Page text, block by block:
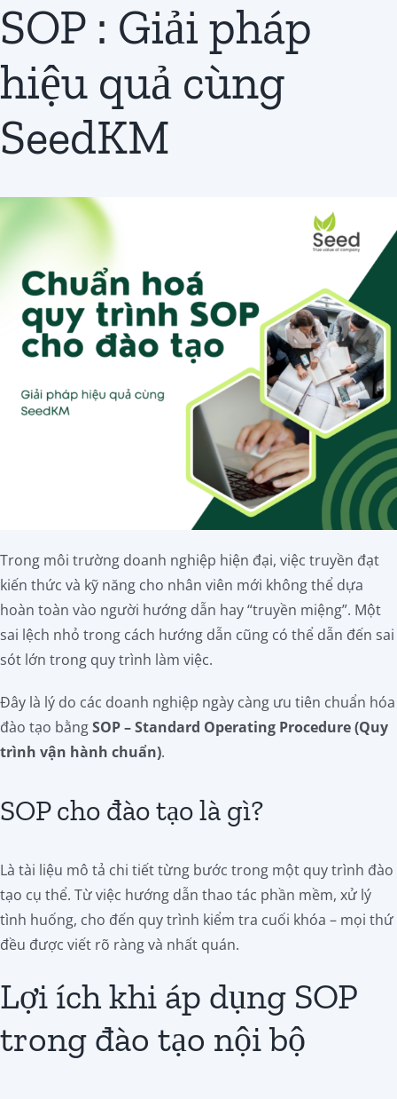
Đăng
SOP : Giải pháp
hiệu quả cùng
SeedKM
Trong môi trường doanh nghiệp hiện đại, việc truyền đạt
kiến thức và kỹ năng cho nhân viên mới không thể dựa
hoàn toàn vào người hướng dẫn hay “truyền miệng”. Một
sai lệch nhỏ trong cách hướng dẫn cũng có thể dẫn đến sai
sót lớn trong quy trình làm việc.
Đây là lý do các doanh nghiệp ngày càng ưu tiên chuẩn hóa
đào tạo bằngSOP – Standard Operating Procedure (Quy
trình vận hành chuẩn).
SOP cho đào tạo là gì?
Là tài liệu mô tả chi tiết từng bước trong một quy trình đào
tạo cụ thể. Từ việc hướng dẫn thao tác phần mềm, xử lý
tình huống, cho đến quy trình kiểm tra cuối khóa – mọi thứ
đều được viết rõ ràng và nhất quán.
Lợi ích khi áp dụng SOP
trong đào tạo nội bộ